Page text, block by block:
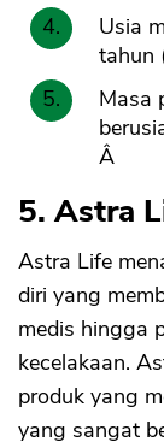
Usia
tahun
Masa
Â
5. Astra
Astra Life
diri yang
medis hingga
kecelakaan.
produk yang
yang sangat